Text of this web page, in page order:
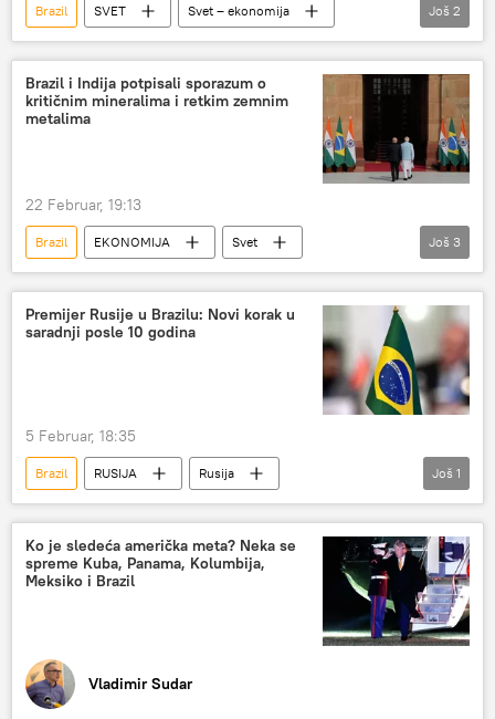
Brazil SVET
Svet – ekonomija
Kina
Donald Tramp SAD
Još 2
Brazil i Indija potpisali sporazum o
kritičnim mineralima i retkim zemnim
metalima
22 Februar, 19:13
Brazil EKONOMIJA
Svet
Svet – ekonomija
Ekonomija Indija
Još 3
Premijer Rusije u Brazilu: Novi korak u
saradnji posle 10 godina
5 Februar, 18:35
Brazil RUSIJA
Rusija
Mihail Mišustin
Još 1
Ko je sledeća američka meta? Neka se
spreme Kuba, Panama, Kolumbija,
Meksiko i Brazil
Vladimir Sudar